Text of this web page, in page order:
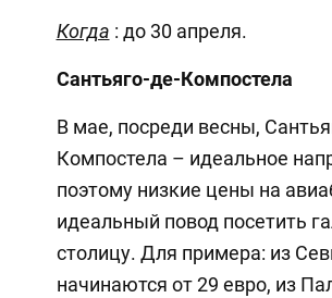
Когда : до 30 апреля.
Сантьяго-де-Компостела
В мае, посреди весны,
Компостела – идеальное
поэтому низкие цены на
идеальный повод посетить
столицу. Для примера: из
начинаются от 29 евро, из